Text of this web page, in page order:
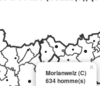
Morlanwelz (C)
634 homme(s)
×